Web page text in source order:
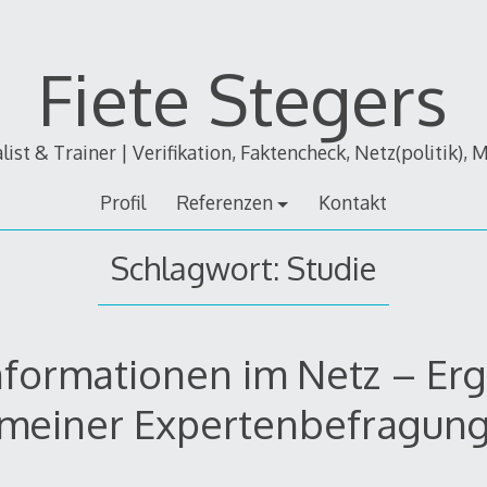
Fiete Stegers
& Trainer | Verifikation, Faktencheck, Netz(politik),
Profil Referenzen Kontakt
Schlagwort: Studie
im Netz –
Expertenbefragung